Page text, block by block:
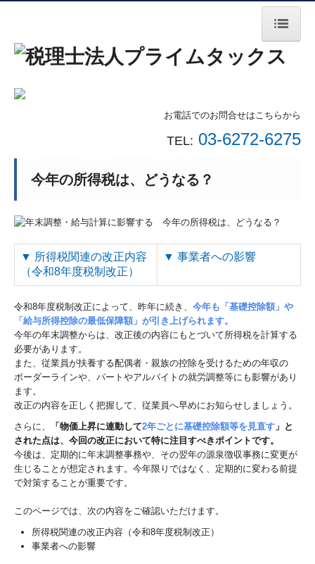
ホーム
個人情報保護方針
時事ネタ
税金ワンポイント動画
セミナー動画
お電話でのお問合せはこちらから
TEL: 03-6272-6275
今年の所得税は、どうなる？
▼ 所得税関連の改正内容
（令和8年度税制改正）
▼ 事業者への影響
令和8年度税制改正によって、昨年に続き、 今年も「基礎控除額」や
「給与所得控除の最低保障額」が引き上げられます。
今年の年末調整からは、改正後の内容にもとづいて所得税を計算する
必要があります。
また、従業員が扶養する配偶者・親族の控除を受けるための年収の
ボーダーラインや、パートやアルバイトの就労調整等にも影響があり
ます。
改正の内容を正しく把握して、従業員へ早めにお知らせしましょう。
さらに、
「物価上昇に連動して2年ごとに基礎控除額等を見直す 」と
された点は、今回の改正において特に注目すべきポイントです。
今後は、定期的に年末調整事務や、その翌年の源泉徴収事務に変更が
生じることが想定されます。今年限りではなく、定期的に変わる前提
で対策することが重要です。
このページでは、次の内容をご確認いただけます。
所得税関連の改正内容（令和8年度税制改正）
事業者への影響